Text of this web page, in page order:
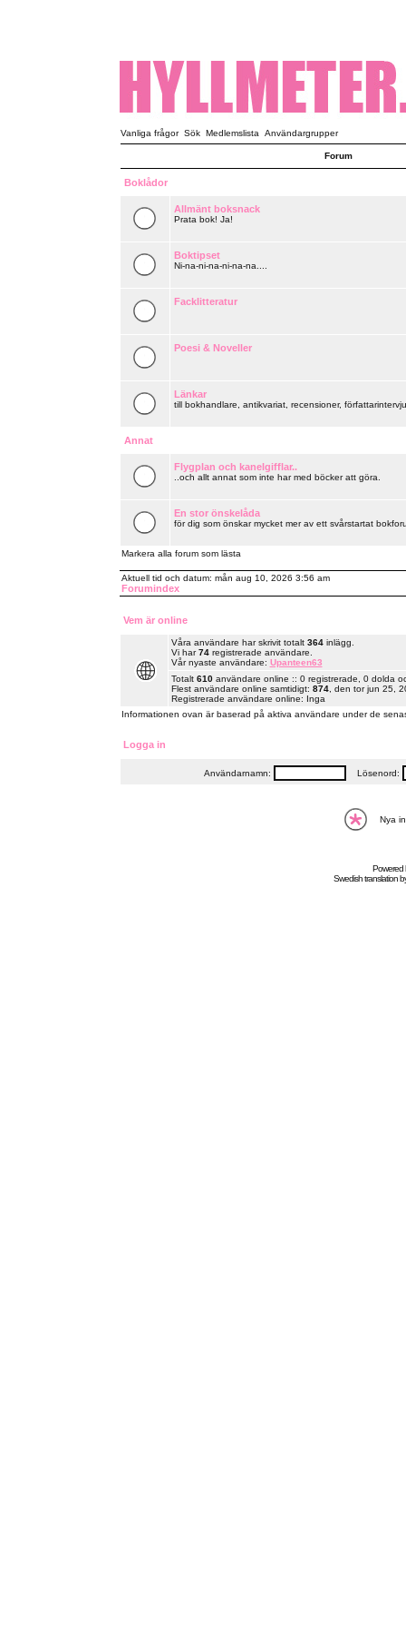
Vanliga frågor Sök Medlemslista Användargrupper
Forum
Boklådor
Allmänt boksnack
Prata bok! Ja!
Boktipset
Ni-na-ni-na-ni-na-na....
Facklitteratur
Poesi & Noveller
Länkar
till bokhandlare, antikvariat, recensioner,
Annat
Flygplan och kanelgifflar..
..och allt annat som inte har med böcker att göra.
En stor önskelåda
för dig som önskar mycket mer av ett svårstartat
Markera alla forum som lästa
Aktuell tid och datum: mån aug 10, 2026 3:56 am
Forumindex
Vem är online
Våra användare har skrivit totalt 364inlägg.
Vi har74registrerade användare.
Vår nyaste användare: Upanteen63
Totalt 610användare online :: 0 registrerade, 0 dolda
Flest användare online samtidigt: 874, den tor jun 25,
Registrerade användare online: Inga
Informationen ovan är baserad på aktiva användare under de
Logga in
Användarnamn: Lösenord:
Nya
Powered
Swedishtranslation